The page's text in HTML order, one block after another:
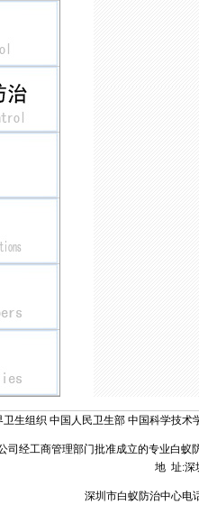
卫生组织 中国人民卫生部中国科学技术
司经工商管理部门批准成立的专业白蚁
地 址:深
深圳市白蚁防治中心电